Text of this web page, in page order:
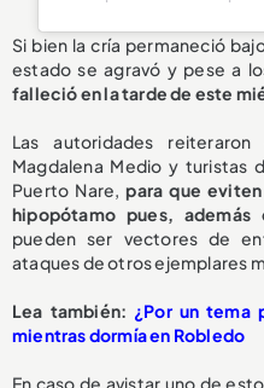
Si bien la cría permaneció
estado se agravó y pese a
falleció en la tarde de este
Las autoridades
Magdalena Medio y turistas
Puerto Nare, para que
hipopótamo pues,
pueden ser vectores de
ataques de otros ejemplares
Lea también: ¿Por un tema
mientras dormía en Robledo
En caso de avistar uno de